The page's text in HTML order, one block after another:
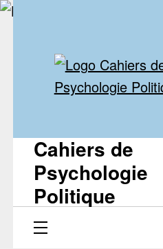
Cahiers de
Psychologie
Politique